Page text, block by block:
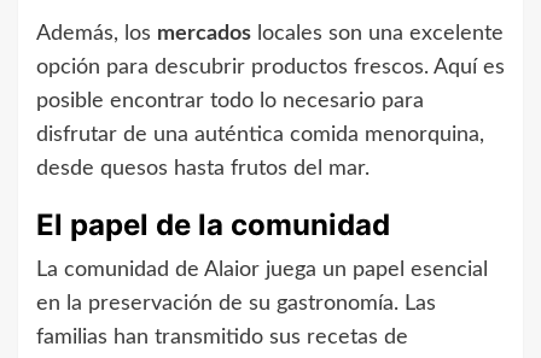
Además, los mercados locales son una excelente
opción para descubrir productos frescos. Aquí es
posible encontrar todo lo necesario para
disfrutar de una auténtica comida menorquina,
desde quesos hasta frutos del mar.
El papel de la comunidad
La comunidad de Alaior juega un papel esencial
en la preservación de su gastronomía. Las
familias han transmitido sus recetas de